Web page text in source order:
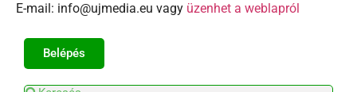
E-mail: info@ujmedia.eu vagy üzenhet a weblapról
Belépés